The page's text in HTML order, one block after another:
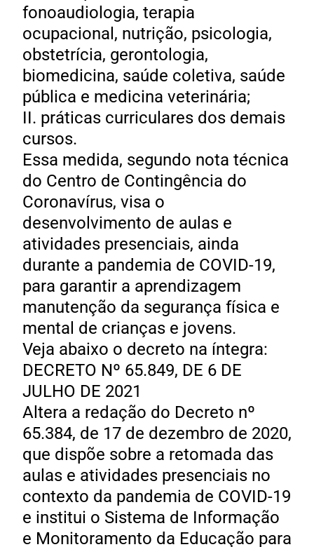
fonoaudiologia, terapia
ocupacional, nutrição, psicologia,
obstetrícia, gerontologia,
biomedicina, saúde coletiva, saúde
pública e medicina veterinária;
II. práticas curriculares dos demais
cursos.
Essa medida, segundo nota técnica
do Centro de Contingência do
Coronavírus, visa o
desenvolvimento de aulas e
atividades presenciais, ainda
durante a pandemia de COVID-19,
para garantir a aprendizagem
manutenção da segurança física e
mental de crianças e jovens.
Veja abaixo o decreto na íntegra:
DECRETO Nº 65.849, DE 6 DE
JULHO DE 2021
Altera a redação do Decreto nº
65.384, de 17 de dezembro de 2020,
que dispõe sobre a retomada das
aulas e atividades presenciais no
contexto da pandemia de COVID-19
e institui o Sistema de Informação
e Monitoramento da Educação para